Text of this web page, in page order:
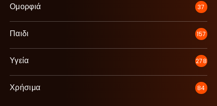
Ομορφιά 37
Παιδι 157
Υγεία 278
Χρήσιμα 84